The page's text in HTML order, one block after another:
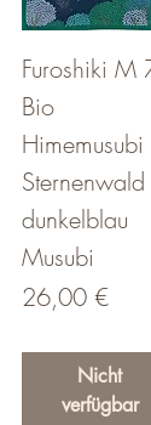
Furoshiki M
Bio
Himemusubi
Sternenwald
dunkelblau
Musubi
Preis
26,00 €
Nicht
verfügbar